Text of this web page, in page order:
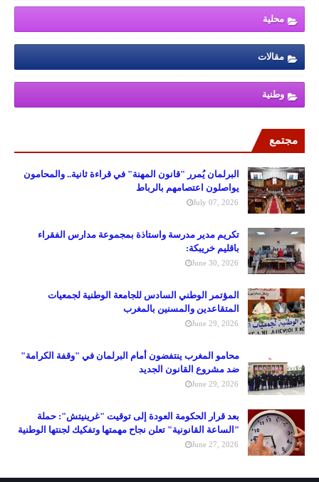
محلية
مقالات
وطنية
مجتمع
البرلمان يُمرر "قانون المهنة" في قراءة ثانية.. والمحامون
يواصلون اعتصامهم بالرباط
July 07, 2026
تكريم مدير مدرسة واستاذة بمجموعة مدارس الفقراء
باقليم خريبكة:
June 30, 2026
المؤتمر الوطني السادس للجامعة الوطنية لجمعيات
المتقاعدين والمسنين بالمغرب
June 29, 2026
محامو المغرب ينتفضون أمام البرلمان في "وقفة الكرامة"
ضد مشروع القانون الجديد
June 29, 2026
بعد قرار الحكومة العودة إلى توقيت "غرينيتش": حملة
"الساعة القانونية" تعلن نجاح مهمتها وتفكيك لجنتها الوطنية
June 27, 2026